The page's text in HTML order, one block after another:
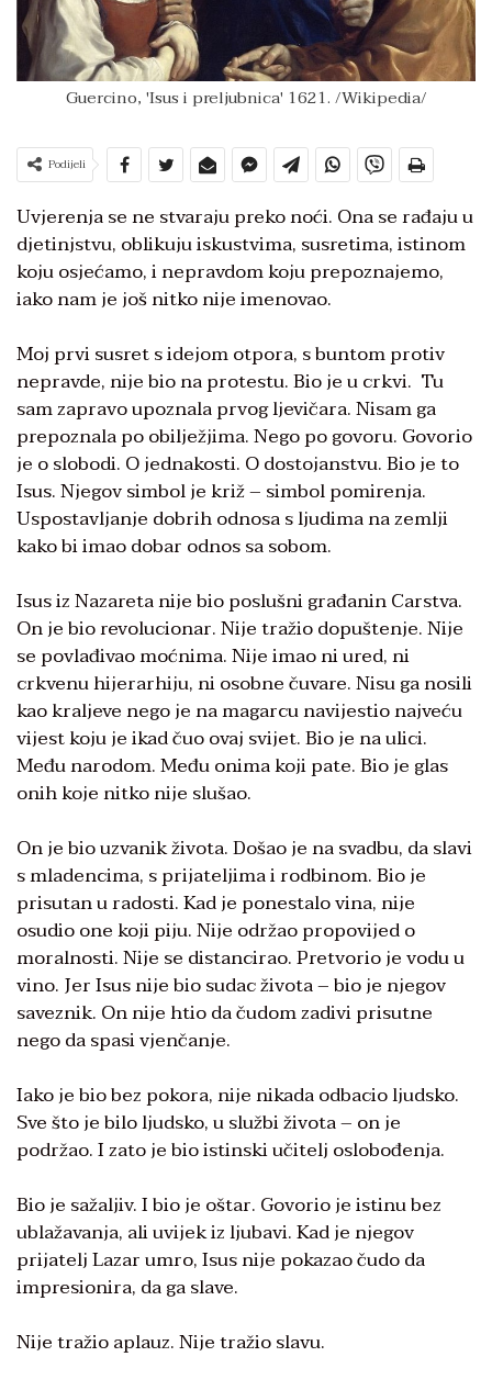
Guercino, 'Isus i preljubnica' 1621. /Wikipedia/
Podijeli
Uvjerenja se ne stvaraju preko noći. Ona se rađaju u
djetinjstvu, oblikuju iskustvima, susretima, istinom
koju osjećamo, i nepravdom koju prepoznajemo,
iako nam je još nitko nije imenovao.
Moj prvi susret s idejom otpora, s buntom protiv
nepravde, nije bio na protestu. Bio je u crkvi. Tu
sam zapravo upoznala prvog ljevičara. Nisam ga
prepoznala po obilježjima. Nego po govoru. Govorio
je o slobodi. O jednakosti. O dostojanstvu. Bio je to
Isus. Njegov simbol je križ – simbol pomirenja.
Uspostavljanje dobrih odnosa s ljudima na zemlji
kako bi imao dobar odnos sa sobom.
Isus iz Nazareta nije bio poslušni građanin Carstva.
On je bio revolucionar. Nije tražio dopuštenje. Nije
se povlađivao moćnima. Nije imao ni ured, ni
crkvenu hijerarhiju, ni osobne čuvare. Nisu ga nosili
kao kraljeve nego je na magarcu navijestio najveću
vijest koju je ikad čuo ovaj svijet. Bio je na ulici.
Među narodom. Među onima koji pate. Bio je glas
onih koje nitko nije slušao.
On je bio uzvanik života. Došao je na svadbu, da slavi
s mladencima, s prijateljima i rodbinom. Bio je
prisutan u radosti. Kad je ponestalo vina, nije
osudio one koji piju. Nije održao propovijed o
moralnosti. Nije se distancirao. Pretvorio je vodu u
vino. Jer Isus nije bio sudac života – bio je njegov
saveznik. On nije htio da čudom zadivi prisutne
nego da spasi vjenčanje.
Iako je bio bez pokora, nije nikada odbacio ljudsko.
Sve što je bilo ljudsko, u službi života – on je
podržao. I zato je bio istinski učitelj oslobođenja.
Bio je sažaljiv. I bio je oštar. Govorio je istinu bez
ublažavanja, ali uvijek iz ljubavi. Kad je njegov
prijatelj Lazar umro, Isus nije pokazao čudo da
impresionira, da ga slave.
Nije tražio aplauz. Nije tražio slavu.